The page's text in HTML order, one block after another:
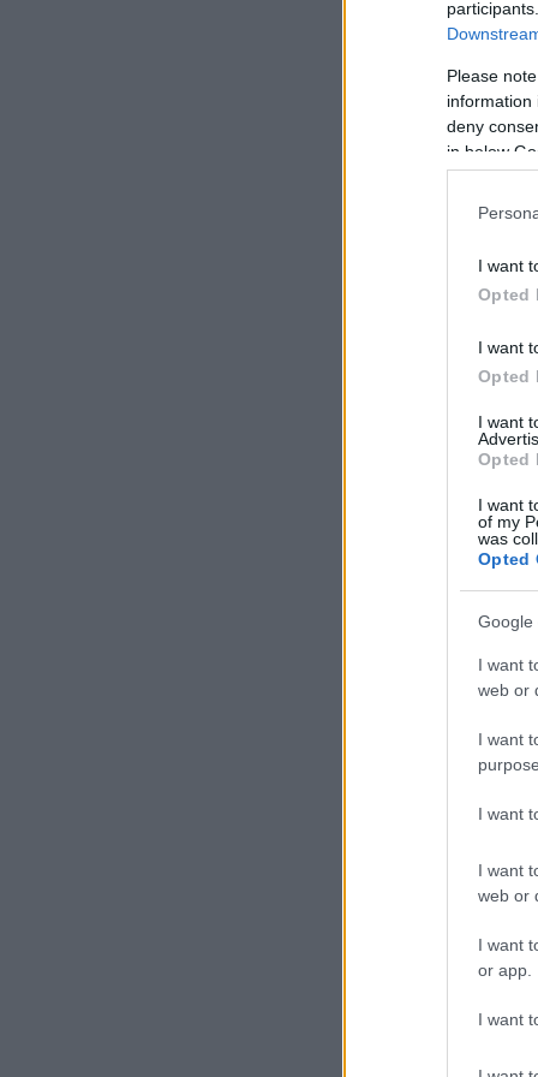
Please
information
deny
in below
I want
Opted
I want
Opted
I want
Opted
I want
of my
was
Opted
Google
I want
web or
I want
I want
I want
web or
I want
or app.
I want